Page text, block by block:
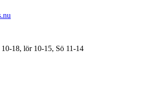
18, lör 10-15, Sö 11-14